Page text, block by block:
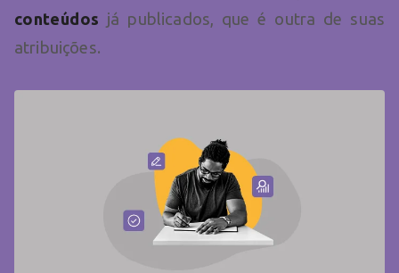
conteúdos já publicados, que é outra de suas
atribuições.